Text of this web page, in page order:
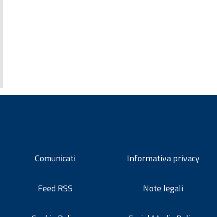
Comunicati
Feed RSS
Informativa privacy
Note legali